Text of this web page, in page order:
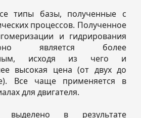
типы базы, полученные с
процессов. Полученное
и гидрирования
является более
исходя из чего и
высокая цена (от двух до
Все чаще применяется в
для двигателя.
выделено в результате